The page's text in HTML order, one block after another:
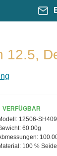
12.5,
VERFÜGBAR
12506-
60.00g
100 % Seide